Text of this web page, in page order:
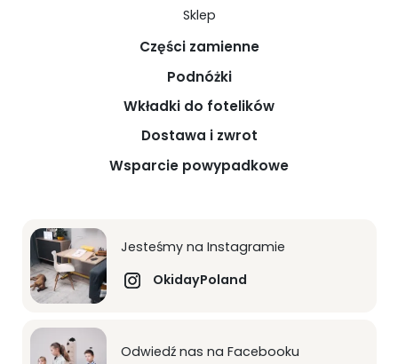
Sklep
Części zamienne
Podnóżki
Wkładki do fotelików
Dostawa i zwrot
Wsparcie powypadkowe
Jesteśmy na Instagramie
OkidayPoland
Odwiedź nas na Facebooku